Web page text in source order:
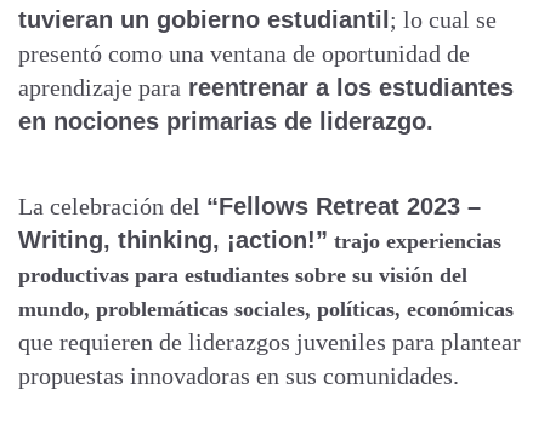
tuvieran un gobierno estudiantil ; lo cual se
presentó como una ventana de oportunidad de
aprendizaje para reentrenar a los estudiantes
en nociones primarias de liderazgo.
La celebración del “Fellows Retreat 2023 –
Writing, thinking, ¡action!” trajo experiencias
productivas para estudiantes sobre su visión del
mundo, problemáticas sociales, políticas, económicas
que requieren de liderazgos juveniles para plantear
propuestas innovadoras en sus comunidades.